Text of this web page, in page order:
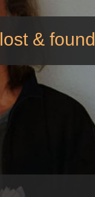
lost & found